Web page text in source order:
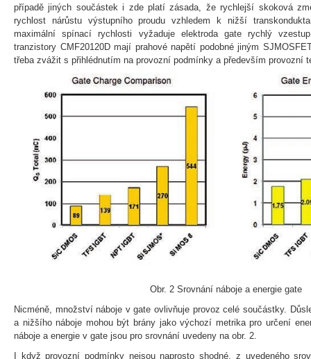
případě jiných součástek i zde platí zásada, že rychlejší skoková
rychlost nárůstu výstupního proudu vzhledem k nižší
maximální spínací rychlosti vyžaduje elektroda gate rychlý
tranzistory CMF20120D mají prahové napětí podobné jiným
třeba zvážit s přihlédnutím na provozní podmínky a především provozní
Obr. 2 Srovnání náboje a energie gate
Nicméně, množství náboje v gate ovlivňuje provoz celé součástky.
a nižšího náboje mohou být brány jako výchozí metrika pro určení
náboje a energie v gate jsou pro srovnání uvedeny na obr. 2.
I když provozní podmínky nejsou naprosto shodné, z uvedeného